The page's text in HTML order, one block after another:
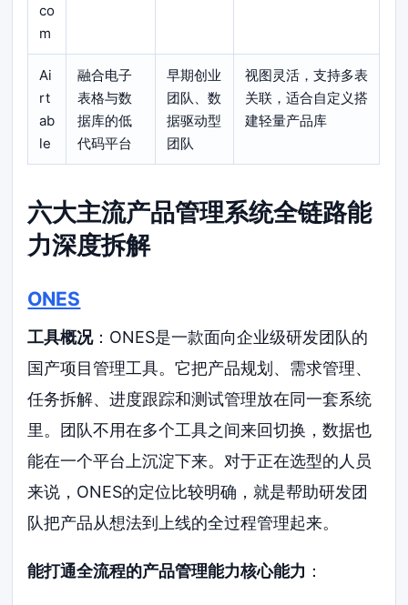
co
m
Ai
rt
ab
le
融合电子
表格与数
据库的低
代码平台
早期创业
团队、数
据驱动型
团队
视图灵活，支持多表
关联，适合自定义搭
建轻量产品库
六大主流产品管理系统全链路能
力深度拆解
ONES
工具概况：ONES是一款面向企业级研发团队的
国产项目管理工具。它把产品规划、需求管理、
任务拆解、进度跟踪和测试管理放在同一套系统
里。团队不用在多个工具之间来回切换，数据也
能在一个平台上沉淀下来。对于正在选型的人员
来说，ONES的定位比较明确，就是帮助研发团
队把产品从想法到上线的全过程管理起来。
能打通全流程的产品管理能力核心能力 ：